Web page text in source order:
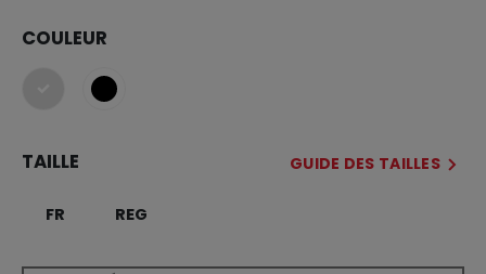
COULEUR
sélectionné
TAILLE GUIDE DES TAILLES
FR REG